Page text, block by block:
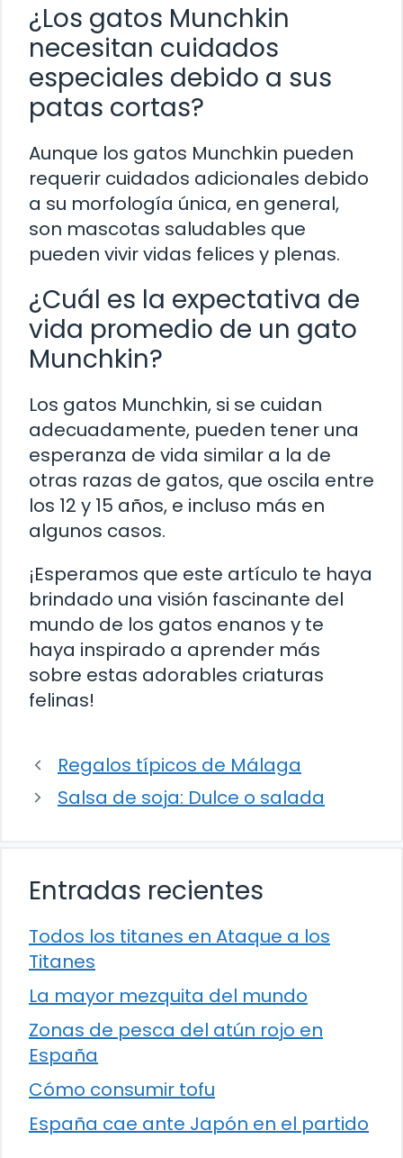
¿Los gatos Munchkin
necesitan cuidados
especiales debido a sus
patas cortas?
Aunque los gatos Munchkin pueden
requerir cuidados adicionales debido
a su morfología única, en general,
son mascotas saludables que
pueden vivir vidas felices y plenas.
¿Cuál es la expectativa de
vida promedio de un gato
Munchkin?
Los gatos Munchkin, si se cuidan
adecuadamente, pueden tener una
esperanza de vida similar a la de
otras razas de gatos, que oscila entre
los 12 y 15 años, e incluso más en
algunos casos.
¡Esperamos que este artículo te haya
brindado una visión fascinante del
mundo de los gatos enanos y te
haya inspirado a aprender más
sobre estas adorables criaturas
felinas!
Regalos típicos de Málaga
Salsa de soja: Dulce o salada
Entradas recientes
Todos los titanes en Ataque a los
Titanes
La mayor mezquita del mundo
Zonas de pesca del atún rojo en
España
Cómo consumir tofu
España cae ante Japón en el partido